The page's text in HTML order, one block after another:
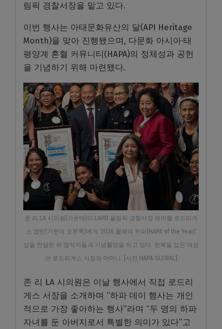
림픽 경찰서장을 맡고 있다.
이번 행사는 아태문화유산의 달(API Heritage
Month)을 맞아 진행됐으며, 다문화 아시아·태
평양계 혼혈 커뮤니티(HAPA)의 정체성과 공헌
을 기념하기 위해 마련됐다.
존 리 LA 시의원(가운데)이 LAPD 올림픽 경찰서장 레이첼 로드리게
스 캡틴(가운데 오른쪽)에게 ‘2026 올해의 하파(HAPA of the Year)’
상을 전달한 뒤 참석자들과 기념촬영을 하고 있다. 한복을 입은 여성
은 로드리게스 서장의 어머니. [사진 HAPA GLOBAL]
존 리 LA 시의원은 이날 행사에서 직접 로드리
게스 서장을 소개하며 “하파 데이 행사는 개인
적으로 가장 좋아하는 행사”라며 “두 명의 하파
자녀를 둔 아버지로서 특별한 의미가 있다”고